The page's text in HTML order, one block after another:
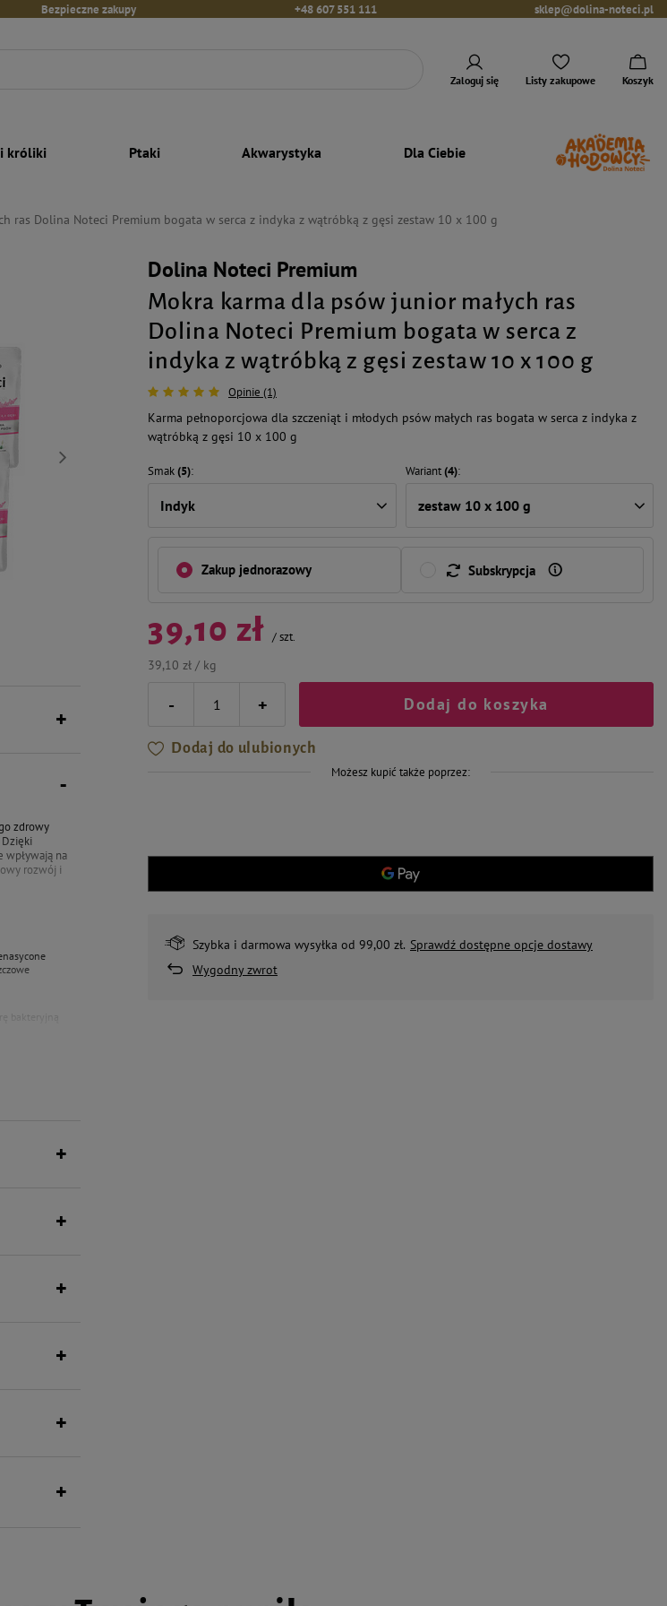
Bezpieczne zakupy +48 607 551 111 sklep@dolina-noteci.pl
Zaloguj się Listy zakupowe Koszyk
króliki Ptaki Akwarystyka Dla Ciebie
ras Dolina Noteci Premium bogata w serca z indyka z wątróbką z gęsi zestaw 10 x 100 g
Dolina Noteci Premium
Mokra karma dla psów junior małych ras
Dolina Noteci Premium bogata w serca z
indyka z wątróbką z gęsi zestaw 10 x 100 g
Opinie (1)
Karma pełnoporcjowa dla szczeniąt i młodych psów małych ras bogata w serca z indyka z
wątróbką z gęsi 10 x 100 g
Smak(5)
Indyk
Wariant(4)
zestaw 10 x 100 g
Zakup jednorazowy Subskrypcja
39,10 zł /szt.
39,10 zł / kg
- + Dodaj do koszyka
Dodaj do ulubionych
Możesz kupić także poprzez:
Szybka i darmowa wysyłka od 99,00 zł. Sprawdź dostępne opcje dostawy
Wygodny zwrot
zdrowy
wpływają na
rozwój i
bakteryjną